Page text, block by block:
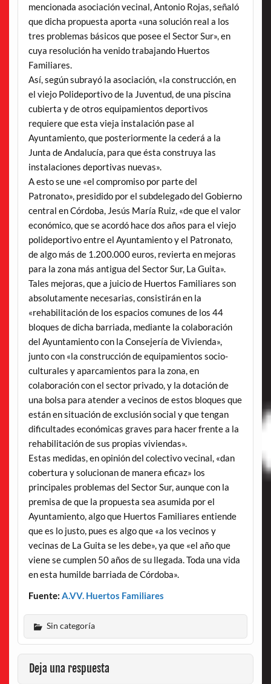
mencionada asociación vecinal, Antonio Rojas, señaló
que dicha propuesta aporta «una solución real a los
tres problemas básicos que posee el Sector Sur», en
cuya resolución ha venido trabajando Huertos
Familiares.
Así, según subrayó la asociación, «la construcción, en
el viejo Polideportivo de la Juventud, de una piscina
cubierta y de otros equipamientos deportivos
requiere que esta vieja instalación pase al
Ayuntamiento, que posteriormente la cederá a la
Junta de Andalucía, para que ésta construya las
instalaciones deportivas nuevas».
A esto se une «el compromiso por parte del
Patronato», presidido por el subdelegado del Gobierno
central en Córdoba, Jesús María Ruiz, «de que el valor
económico, que se acordó hace dos años para el viejo
polideportivo entre el Ayuntamiento y el Patronato,
de algo más de 1.200.000 euros, revierta en mejoras
para la zona más antigua del Sector Sur, La Guita».
Tales mejoras, que a juicio de Huertos Familiares son
absolutamente necesarias, consistirán en la
«rehabilitación de los espacios comunes de los 44
bloques de dicha barriada, mediante la colaboración
del Ayuntamiento con la Consejería de Vivienda»,
junto con «la construcción de equipamientos socio-
culturales y aparcamientos para la zona, en
colaboración con el sector privado, y la dotación de
una bolsa para atender a vecinos de estos bloques que
están en situación de exclusión social y que tengan
dificultades económicas graves para hacer frente a la
rehabilitación de sus propias viviendas».
Estas medidas, en opinión del colectivo vecinal, «dan
cobertura y solucionan de manera eficaz» los
principales problemas del Sector Sur, aunque con la
premisa de que la propuesta sea asumida por el
Ayuntamiento, algo que Huertos Familiares entiende
que es lo justo, pues es algo que «a los vecinos y
vecinas de La Guita se les debe», ya que «el año que
viene se cumplen 50 años de su llegada. Toda una vida
en esta humilde barriada de Córdoba».
Fuente: A.VV. Huertos Familiares
Sin categoría
Deja una respuesta